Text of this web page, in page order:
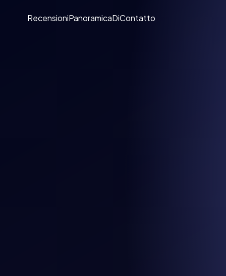
RecensioniPanoramicaDiContatto